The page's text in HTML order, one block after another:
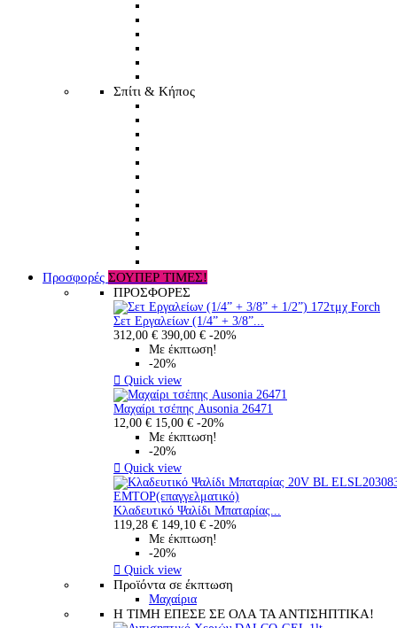
Σπίτι & Κήπος
Προσφορές ΣΟΥΠΕΡ ΤΙΜΕΣ!
ΠΡΟΣΦΟΡΕΣ
Σετ Εργαλείων (1/4” + 3/8”...
312,00 € 390,00 € -20%
Με έκπτωση!
-20%
 Quick view
Μαχαίρι τσέπης Ausonia 26471
12,00 € 15,00 € -20%
Με έκπτωση!
-20%
 Quick view
Κλαδευτικό Ψαλίδι Μπαταρίας...
119,28 € 149,10 € -20%
Με έκπτωση!
-20%
 Quick view
Προϊόντα σε έκπτωση
Μαχαίρια
Η ΤΙΜΗ ΕΠΕΣΕ ΣΕ ΟΛΑ ΤΑ ΑΝΤΙΣΗΠΤΙΚΑ!